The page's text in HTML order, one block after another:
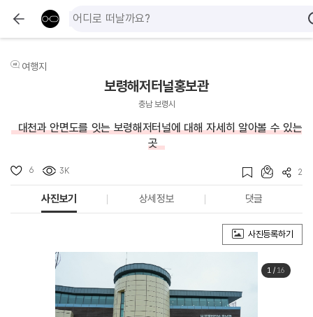
여행지
보령해저터널홍보관
충남 보령시
대천과 안면도를 잇는 보령해저터널에 대해 자세히 알아볼 수 있는
곳
6 3K 2
사진보기 상세정보 댓글
사진등록하기
1/ 16